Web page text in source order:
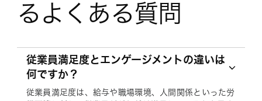
るよくある質問
従業員満足度とエンゲージメントの違いは
何ですか？
従業員満足度は、給与や職場環境、人間関係といった労